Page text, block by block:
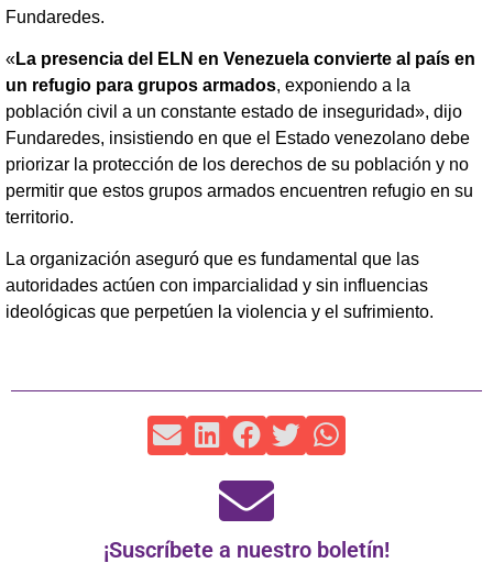
Fundaredes.
«La presencia del ELN en Venezuela convierte al país en
un refugio para grupos armados, exponiendo a la
población civil a un constante estado de inseguridad», dijo
Fundaredes, insistiendo en que el Estado venezolano debe
priorizar la protección de los derechos de su población y no
permitir que estos grupos armados encuentren refugio en su
territorio.
La organización aseguró que es fundamental que las
autoridades actúen con imparcialidad y sin influencias
ideológicas que perpetúen la violencia y el sufrimiento.
¡Suscríbete a nuestro boletín!